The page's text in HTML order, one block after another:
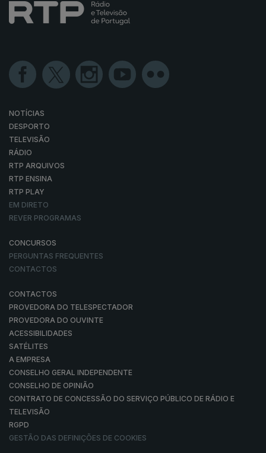
NOTÍCIAS
DESPORTO
TELEVISÃO
RÁDIO
RTP ARQUIVOS
RTP ENSINA
RTP PLAY
EM DIRETO
REVER PROGRAMAS
CONCURSOS
PERGUNTAS FREQUENTES
CONTACTOS
CONTACTOS
PROVEDORA DO TELESPECTADOR
PROVEDORA DO OUVINTE
ACESSIBILIDADES
SATÉLITES
A EMPRESA
CONSELHO GERAL INDEPENDENTE
CONSELHO DE OPINIÃO
CONTRATO DE CONCESSÃO DO SERVIÇO PÚBLICO DE RÁDIO E
TELEVISÃO
RGPD
GESTÃO DAS DEFINIÇÕES DE COOKIES